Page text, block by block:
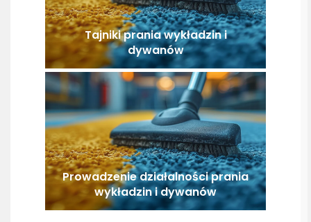
Tajniki prania wykładzin i
dywanów
Prowadzenie działalności prania
wykładzin i dywanów